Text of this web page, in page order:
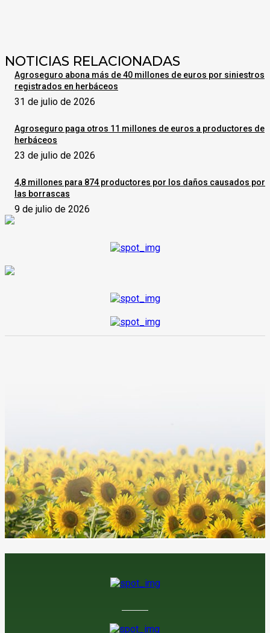
NOTICIAS RELACIONADAS
Agroseguro abona más de 40 millones de euros por siniestros
registrados en herbáceos
31 de julio de 2026
Agroseguro paga otros 11 millones de euros a productores de
herbáceos
23 de julio de 2026
4,8 millones para 874 productores por los daños causados por
las borrascas
9 de julio de 2026